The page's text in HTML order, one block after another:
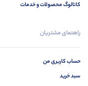
کاتالوگ محصولات و خدمات
راهنمای مشتریان
حساب کاربری من
سبد خرید